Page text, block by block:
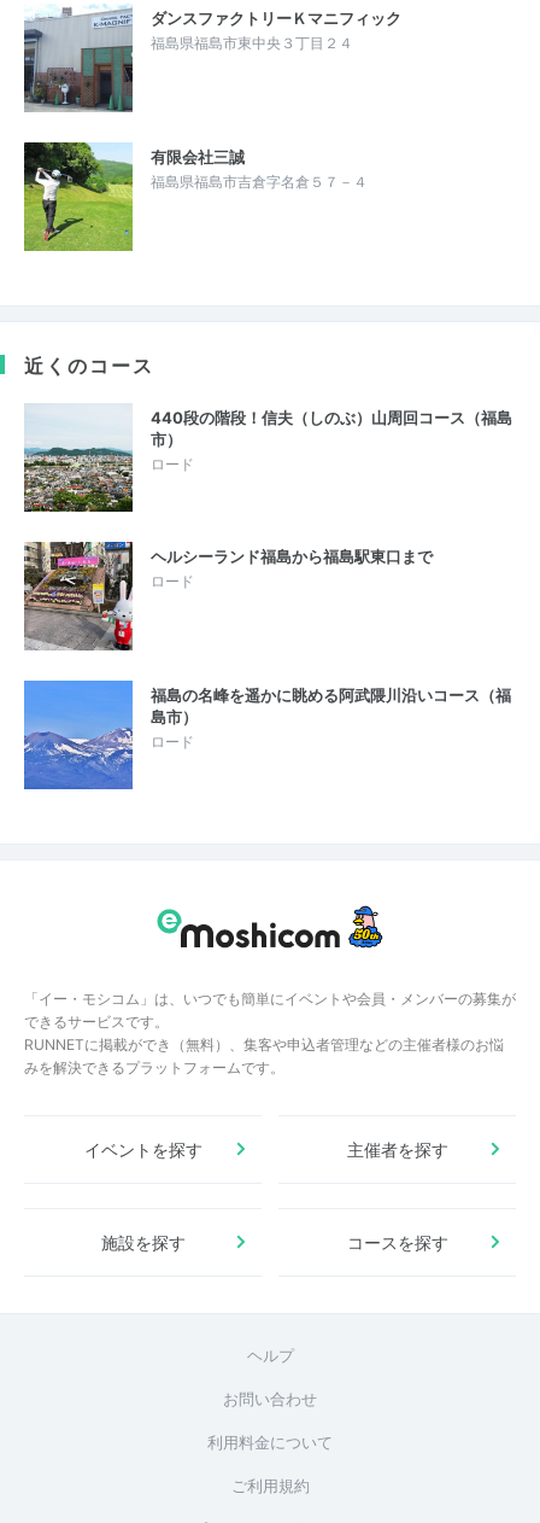
ダンスファクトリーＫマニフィック
福島県福島市東中央３丁目２４
有限会社三誠
福島県福島市吉倉字名倉５７－４
近くのコース
440段の階段！信夫（しのぶ）山周回コース（福島
市）
ロード
ヘルシーランド福島から福島駅東口まで
ロード
福島の名峰を遥かに眺める阿武隈川沿いコース（福
島市）
ロード
「イー・モシコム」は、いつでも簡単にイベントや会員・メンバーの募集が
できるサービスです。
RUNNETに掲載ができ（無料）、集客や申込者管理などの主催者様のお悩
みを解決できるプラットフォームです。
イベントを探す 主催者を探す
施設を探す コースを探す
ヘルプ
お問い合わせ
利用料金について
ご利用規約